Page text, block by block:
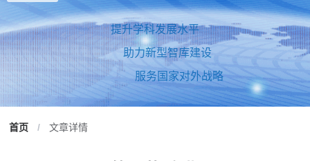
提升学科发展水平
助力新型智库建设
服务国家对外战略
首页 / 文章详情